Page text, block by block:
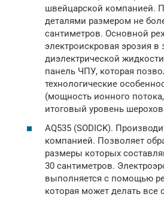
швейцарской компанией.
деталями размером не
сантиметров. Основной
электроискровая эрозия в
диэлектрической
панель ЧПУ, которая
технологические
(мощность ионного
итоговый уровень
AQ535 (SODICK).
компанией. Позволяет
размеры которых
30 сантиметров.
выполняется с помощью
которая может делать